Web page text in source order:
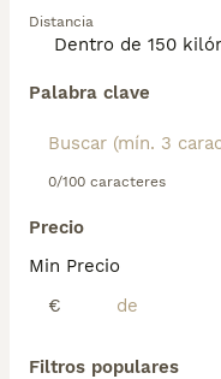
Distancia
Palabra clave
0/100 caracteres
Precio
Min Precio
€
Filtros populares